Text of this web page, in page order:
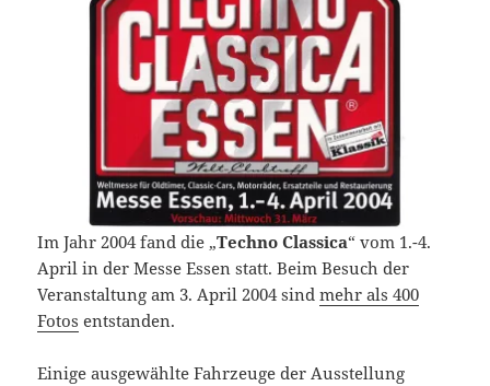
Im Jahr 2004 fand die „Techno Classica“ vom 1.-4.
April in der Messe Essen statt. Beim Besuch der
Veranstaltung am 3. April 2004 sindmehr als 400
Fotos entstanden.
Einige ausgewählte Fahrzeuge der Ausstellung